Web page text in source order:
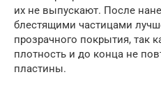
их не выпускают. После
блестящими частицами
прозрачного покрытия, так
плотность и до конца не
пластины.